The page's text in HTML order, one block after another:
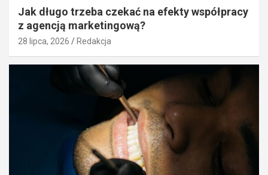
Jak długo trzeba czekać na efekty współpracy
z agencją marketingową?
28 lipca, 2026 Redakcja